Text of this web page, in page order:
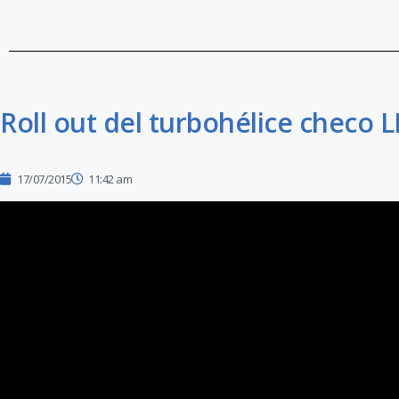
Roll out del turbohélice checo
17/07/2015 11:42 am